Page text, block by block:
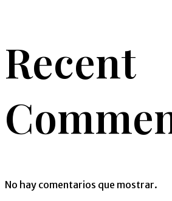
Recent
No hay comentarios que mostrar.